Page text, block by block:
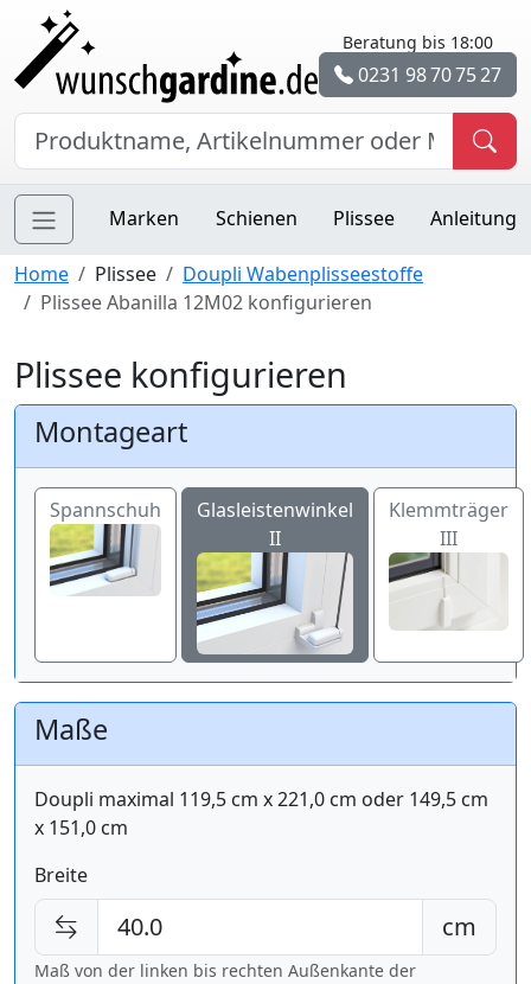
Beratung bis 18:00
0231 98 70 75 27
Marken Schienen Plissee Anleitung
Home Plissee
Doupli Wabenplisseestoffe
Plissee Abanilla 12M02 konfigurieren
Plissee konfigurieren
Montageart
Spannschuh
Glasleistenwinkel
II
Klemmträger
III
Maße
Doupli maximal 119,5 cm x 221,0 cm oder 149,5 cm
x 151,0 cm
Breite
cm
Maß von der linken bis rechten Außenkante der